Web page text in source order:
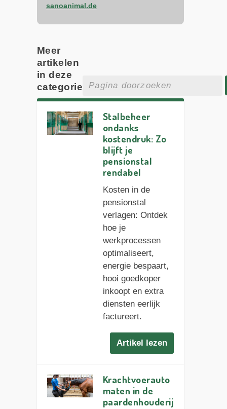
sanoanimal.de
Meer
artikelen
in deze
categorie
Stalbeheer
ondanks
kostendruk: Zo
blijft je
pensionstal
rendabel
Kosten in de
pensionstal
verlagen: Ontdek
hoe je
werkprocessen
optimaliseert,
energie bespaart,
hooi goedkoper
inkoopt en extra
diensten eerlijk
factureert.
Artikel lezen
Krachtvoerauto
maten in de
paardenhouderij